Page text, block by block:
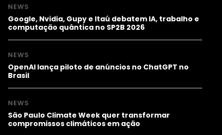
NEWS
Google, Nvidia, Gupy e Itaú debatem IA, trabalho e
computação quântica no SP2B 2026
NEWS
OpenAI lança piloto de anúncios no ChatGPT no
Brasil
NEWS
São Paulo Climate Week quer transformar
compromissos climáticos em ação